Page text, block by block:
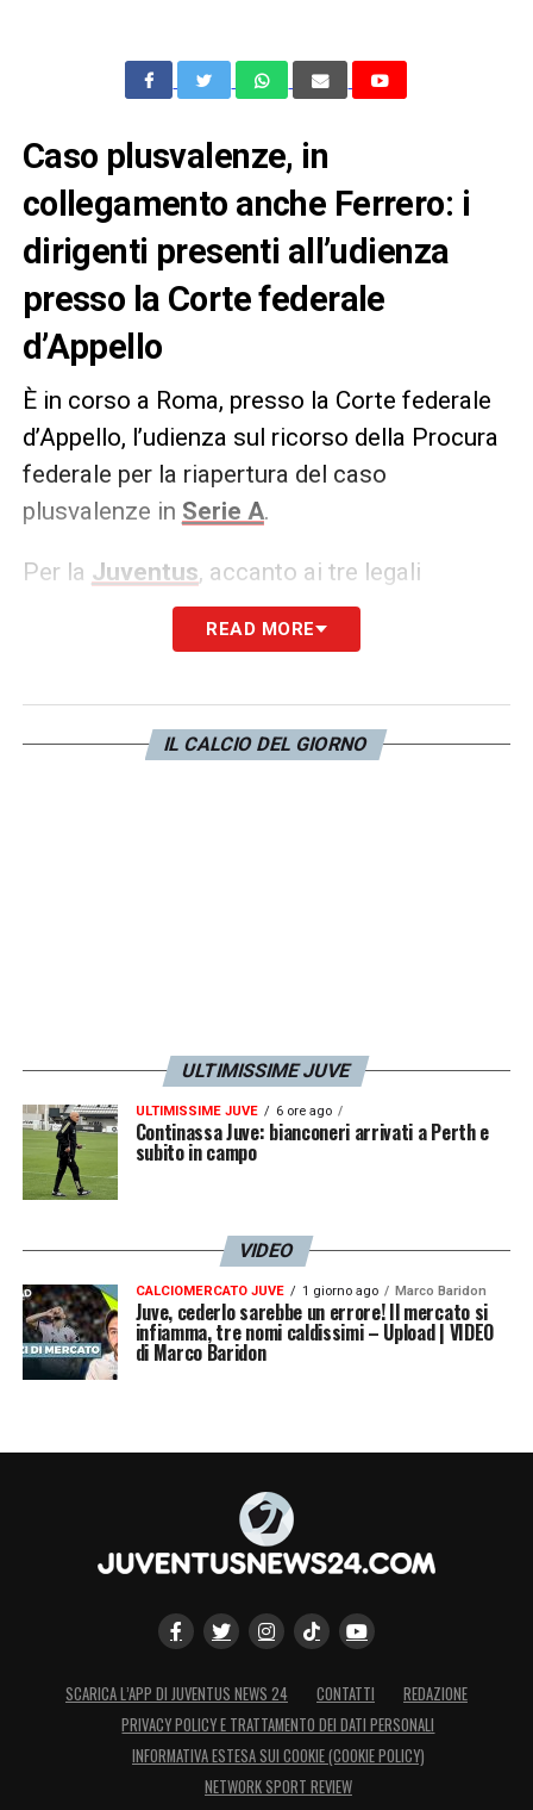
Caso plusvalenze, in
collegamento anche Ferrero: i
dirigenti presenti all’udienza
presso la Corte federale
d’Appello
È in corso a Roma, presso la Corte federale
d’Appello, l’udienza sul ricorso della Procura
federale per la riapertura del caso
plusvalenze in Serie A.
Per la Juventus, accanto ai tre legali
Bellacosa, Sangiorgio e Apa, sono presenti in
collegamento da Torino anche il nuovo
READ MORE
IL CALCIO DEL GIORNO
ULTIMISSIME JUVE
ULTIMISSIME JUVE 6 ore ago
Continassa Juve: bianconeri arrivati a Perth e
subito in campo
VIDEO
CALCIOMERCATO JUVE 1 giorno ago Marco Baridon
Juve, cederlo sarebbe un errore! Il mercato si
infiamma, tre nomi caldissimi – Upload | VIDEO
di Marco Baridon
SCARICA L’APP DI JUVENTUS NEWS 24 CONTATTI
REDAZIONE
PRIVACY POLICY E TRATTAMENTO DEI DATI PERSONALI
INFORMATIVA ESTESA SUI COOKIE (COOKIE POLICY)
NETWORK SPORT REVIEW